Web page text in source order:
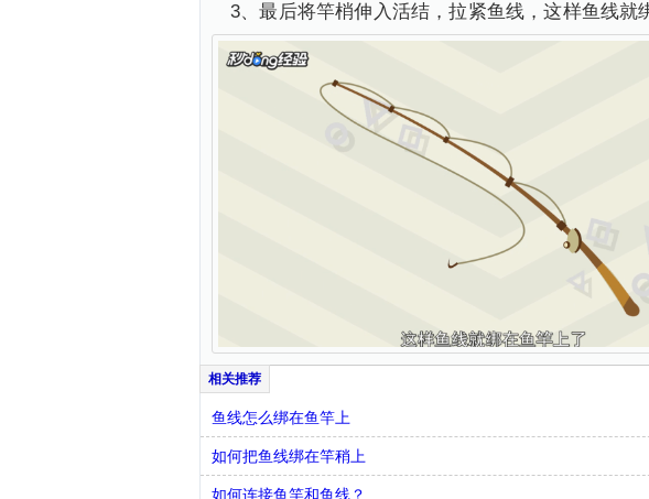
3、最后将竿梢伸入活结，拉紧鱼线，这样鱼线就
鱼线怎么绑在鱼竿上
如何把鱼线绑在竿稍上
如何连接鱼竿和鱼线？